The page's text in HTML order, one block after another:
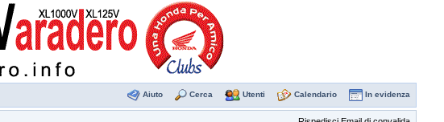
Aiuto Cerca Utenti Calendario In evidenza